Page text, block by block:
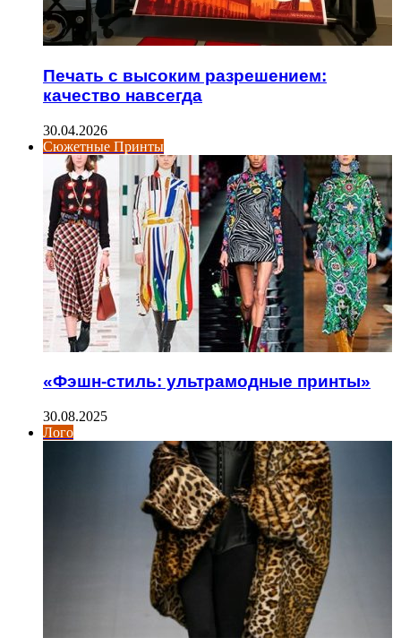
Печать с высоким разрешением:
качество навсегда
30.04.2026
Сюжетные Принты
«Фэшн-стиль: ультрамодные принты»
30.08.2025
Лого